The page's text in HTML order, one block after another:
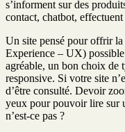
s’informent sur des
contact, chatbot, effectuent
Un site pensé pour offrir
Experience – UX)
agréable, un bon choix de
responsive. Si votre site
d’être consulté. Devoir
yeux pour pouvoir lire sur
n’est-ce pas ?